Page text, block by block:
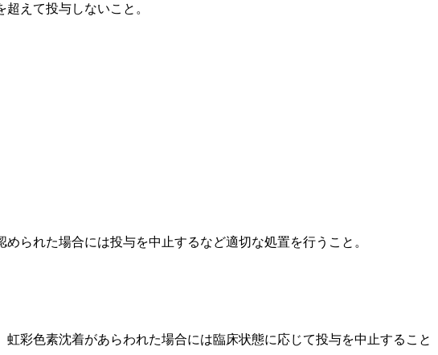
えて投与しないこと。
られた場合には投与を中止するなど適切な処置を行うこと。
彩色素沈着があらわれた場合には臨床状態に応じて投与を中止すること